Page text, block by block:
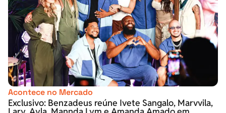
Acontece no Mercado
Exclusivo: Benzadeus reúne Ivete Sangalo, Marvvila,